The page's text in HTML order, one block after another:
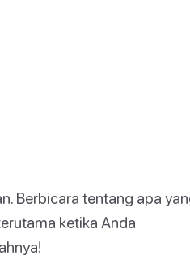
Berbicara tentang apa
ketika Anda